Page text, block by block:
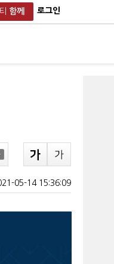
함께 로그인
05-14 15:36:09